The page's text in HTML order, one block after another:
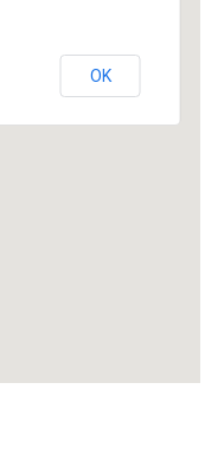
OK